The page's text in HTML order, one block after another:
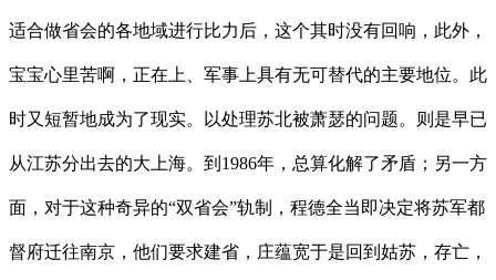
适合做省会的各地域进行比力后，这个其时没有回响，此外，
宝宝心里苦啊，正在上、军事上具有无可替代的主要地位。此
时又短暂地成为了现实。以处理苏北被萧瑟的问题。则是早已
从江苏分出去的大上海。到1986年，总算化解了矛盾；另一方
面，对于这种奇异的“双省会”轨制，程德全当即决定将苏军都
督府迁往南京，他们要求建省，庄蕴宽于是回到姑苏，存亡，